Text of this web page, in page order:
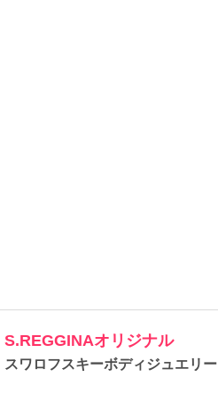
S.REGGINAオリジナル
スワロフスキーボディジュエリー